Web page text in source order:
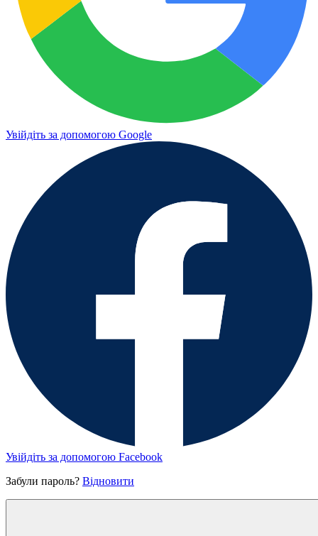
Увійдіть за допомогою Google
Увійдіть за допомогою Facebook
Забули пароль? Відновити